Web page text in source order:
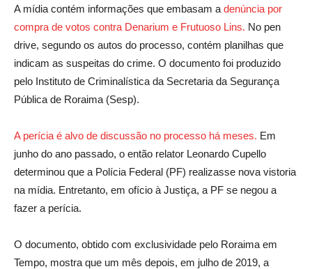
A mídia contém informações que embasam a denúncia por
compra de votos contra Denarium e Frutuoso Lins. No pen
drive, segundo os autos do processo, contém planilhas que
indicam as suspeitas do crime. O documento foi produzido
pelo Instituto de Criminalística da Secretaria da Segurança
Pública de Roraima (Sesp).
A perícia é alvo de discussão no processo há meses. Em
junho do ano passado, o então relator Leonardo Cupello
determinou que a Polícia Federal (PF) realizasse nova vistoria
na mídia. Entretanto, em ofício à Justiça, a PF se negou a
fazer a perícia.
O documento, obtido com exclusividade pelo Roraima em
Tempo, mostra que um mês depois, em julho de 2019, a